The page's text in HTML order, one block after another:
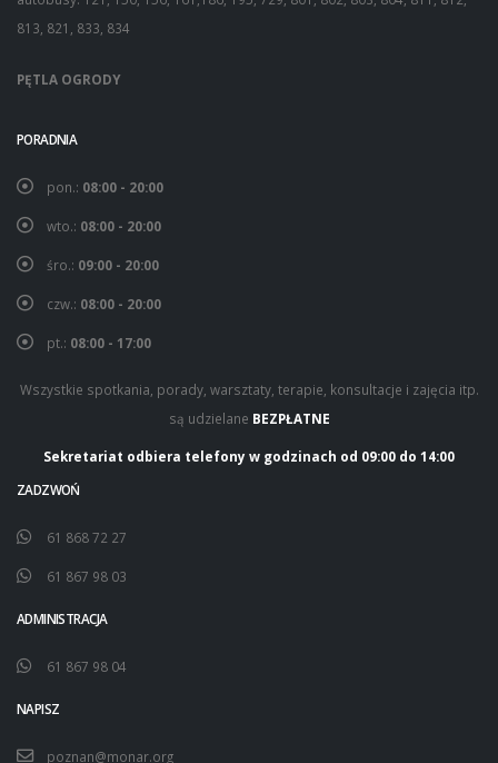
813, 821, 833, 834
PĘTLA OGRODY
PORADNIA
pon.: 08:00 - 20:00
wto.: 08:00 - 20:00
śro.: 09:00 - 20:00
czw.: 08:00 - 20:00
pt.: 08:00 - 17:00
Wszystkie spotkania, porady, warsztaty, terapie, konsultacje i zajęcia itp.
są udzielane BEZPŁATNE
Sekretariat odbiera telefony w godzinach od 09:00 do 14:00
ZADZWOŃ
61 868 72 27
61 867 98 03
ADMINISTRACJA
61 867 98 04
NAPISZ
poznan@monar.org